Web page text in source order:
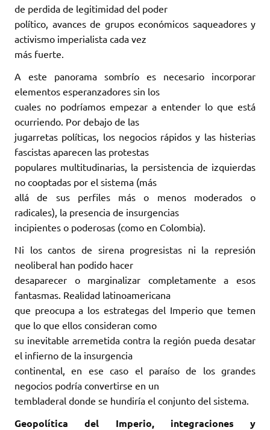
de perdida de legitimidad del poder
político, avances de grupos económicos saqueadores y
activismo imperialista cada vez
más fuerte.
A este panorama sombrío es necesario incorporar
elementos esperanzadores sin los
cuales no podríamos empezar a entender lo que está
ocurriendo. Por debajo de las
jugarretas políticas, los negocios rápidos y las histerias
fascistas aparecen las protestas
populares multitudinarias, la persistencia de izquierdas
no cooptadas por el sistema (más
allá de sus perfiles más o menos moderados o
radicales), la presencia de insurgencias
incipientes o poderosas (como en Colombia).
Ni los cantos de sirena progresistas ni la represión
neoliberal han podido hacer
desaparecer o marginalizar completamente a esos
fantasmas. Realidad latinoamericana
que preocupa a los estrategas del Imperio que temen
que lo que ellos consideran como
su inevitable arremetida contra la región pueda desatar
el infierno de la insurgencia
continental, en ese caso el paraíso de los grandes
negocios podría convertirse en un
tembladeral donde se hundiría el conjunto del sistema.
Geopolítica del Imperio, integraciones y